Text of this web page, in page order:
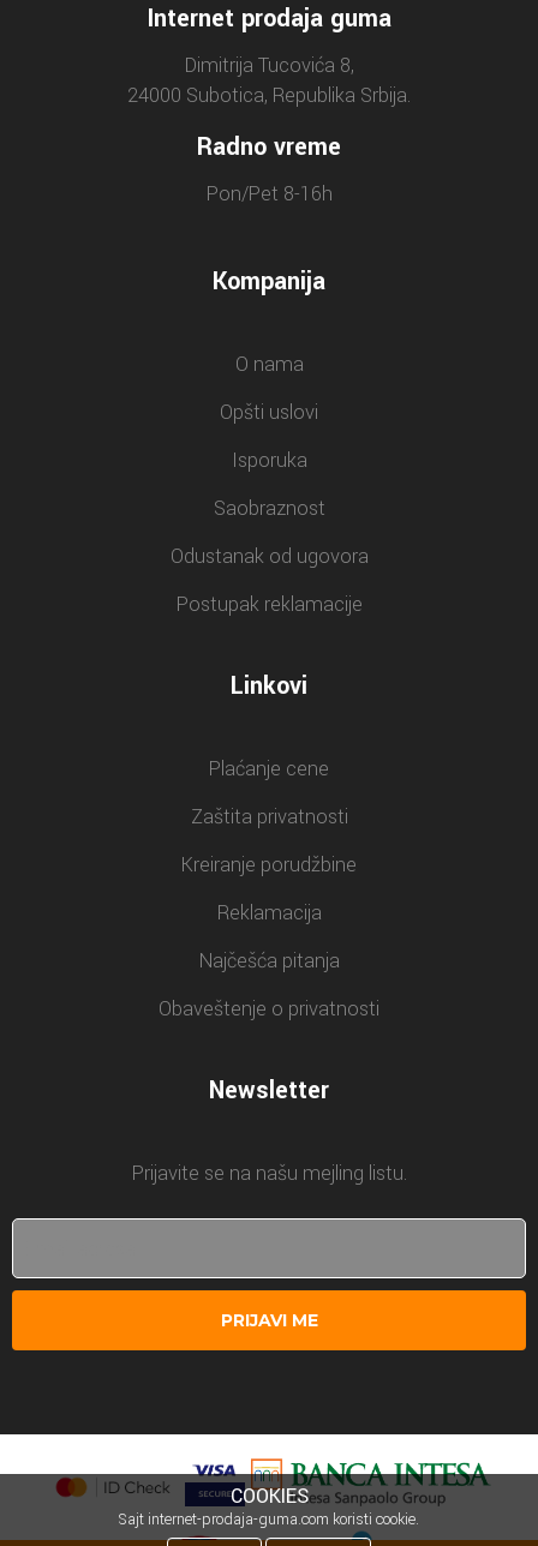
Internet prodaja guma
Dimitrija Tucovića 8,
24000 Subotica, Republika Srbija.
Radno vreme
Pon/Pet 8-16h
Kompanija
O nama
Opšti uslovi
Isporuka
Saobraznost
Odustanak od ugovora
Postupak reklamacije
Linkovi
Plaćanje cene
Zaštita privatnosti
Kreiranje porudžbine
Reklamacija
Najčešća pitanja
Obaveštenje o privatnosti
Newsletter
Prijavite se na našu mejling listu.
PRIJAVI ME
COOKIES
Sajt internet-prodaja-guma.com koristi cookie.